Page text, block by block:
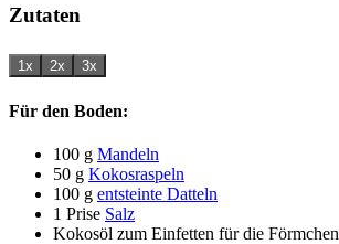
Zutaten
1x 2x 3x
Für den Boden:
100 g Mandeln
50 g Kokosraspeln
100 g entsteinte Datteln
1 Prise Salz
Kokosöl zum Einfetten für die Förmchen